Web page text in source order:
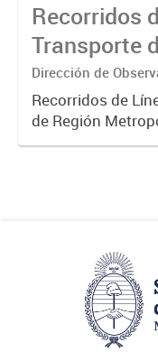
Recorridos
Transporte
Buenos
Dirección de
Transporte, Estudio
Recorridos de
de Región
Aires (RMBA).-